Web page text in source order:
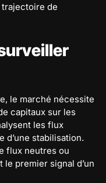
de
le marché nécessite
capitaux sur les
les flux
d’une stabilisation.
flux neutres ou
premier signal d’un